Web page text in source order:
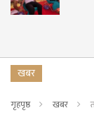
खबर
गृहपृष्ठ खबर